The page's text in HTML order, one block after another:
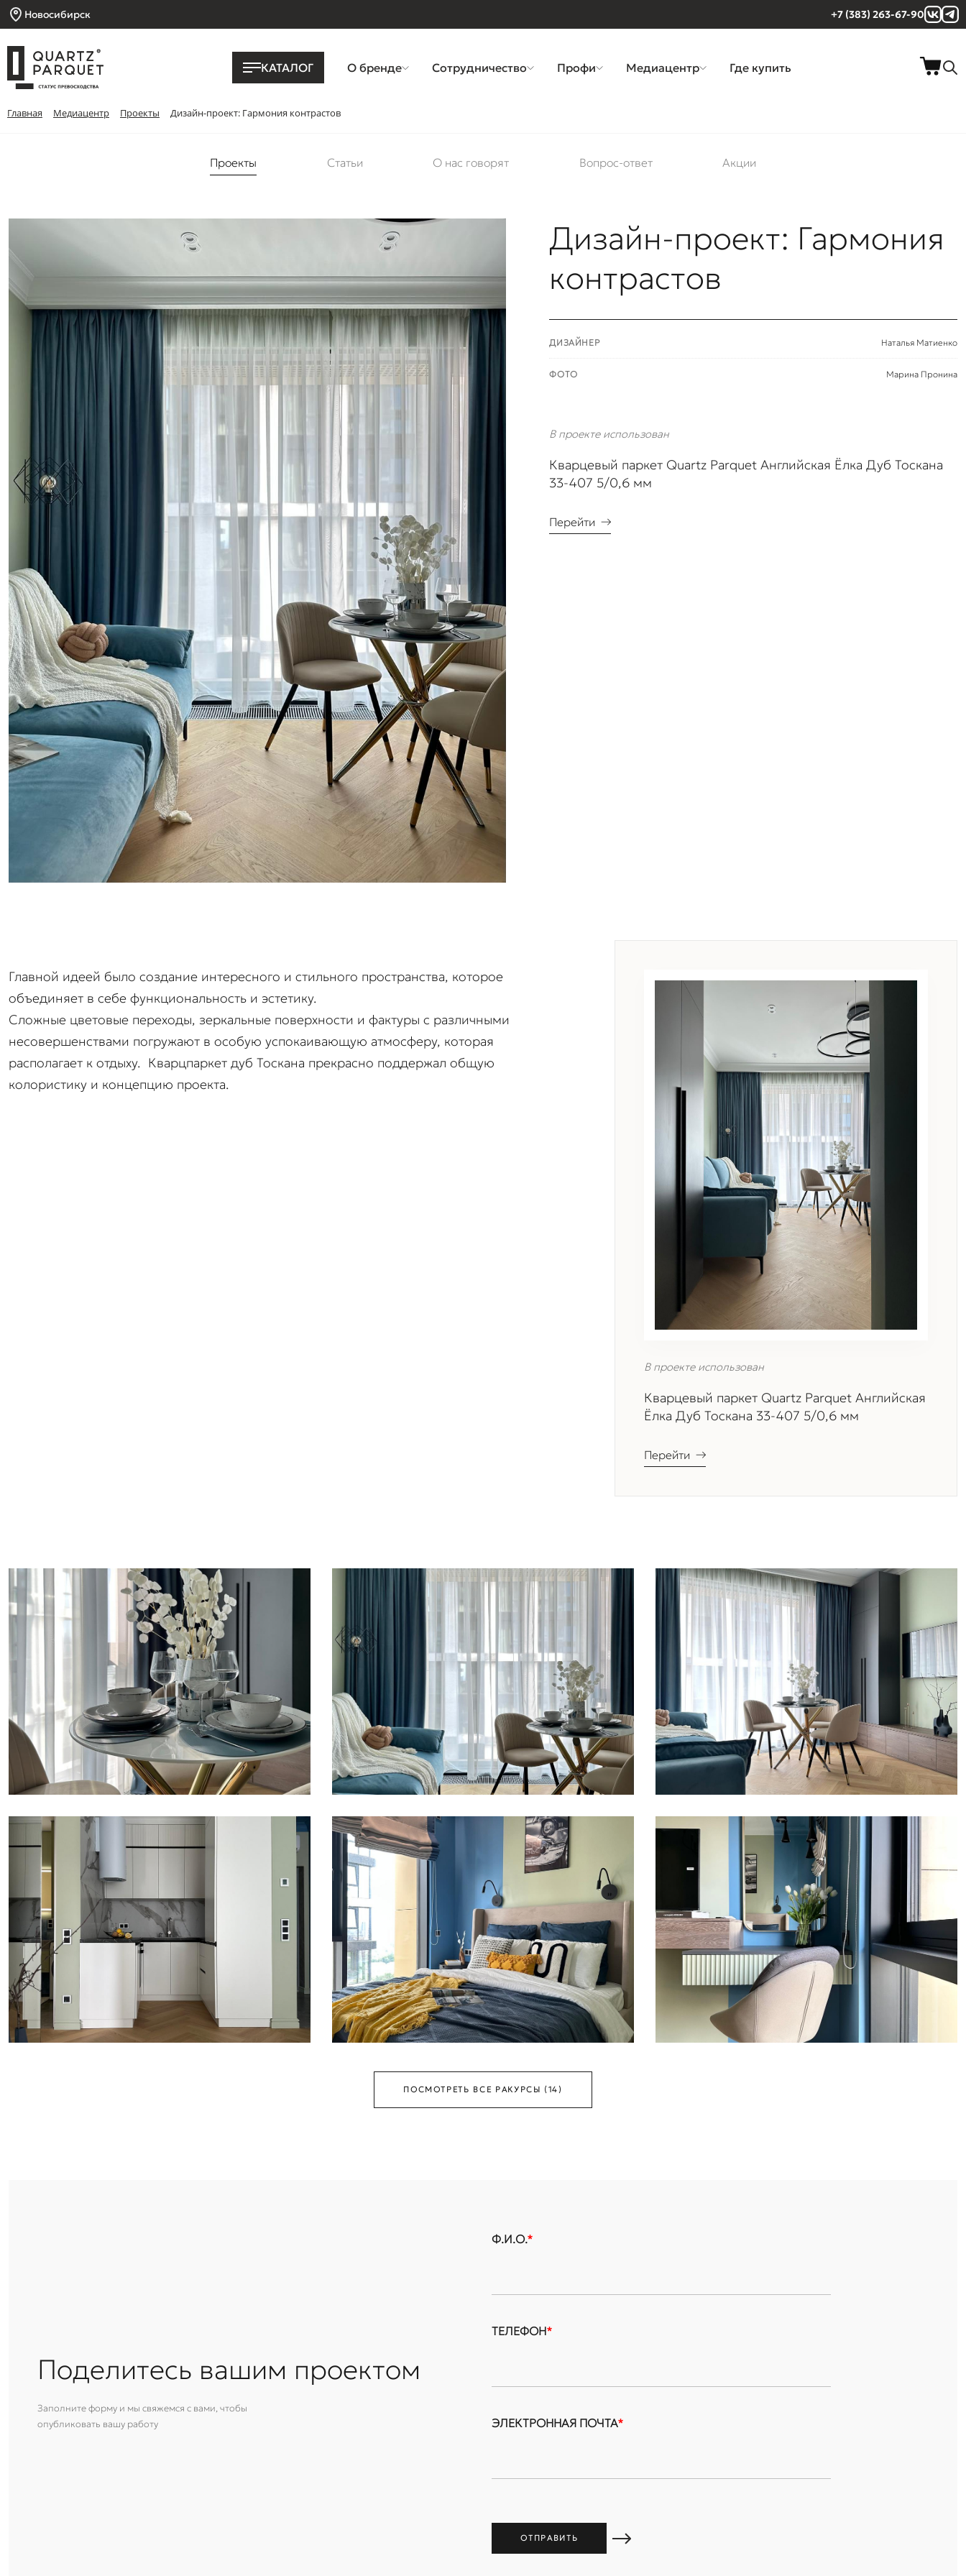
Новосибирск +7 (383) 263-67-90
КАТАЛОГ О бренде Сотрудничество Профи Медиацентр Где купить
Главная Медиацентр Проекты Дизайн-проект: Гармония контрастов
Проекты Статьи О нас говорят Вопрос-ответ Акции
Дизайн-проект: Гармония
контрастов
ДИЗАЙНЕР Наталья Матиенко
ФОТО Марина Пронина
В проекте использован
Кварцевый паркет Quartz Parquet Английская Ёлка Дуб Тоскана
33-407 5/0,6 мм
Перейти →
Главной идеей было создание интересного и стильного пространства, которое
объединяет в себе функциональность и эстетику.
Сложные цветовые переходы, зеркальные поверхности и фактуры с различными
несовершенствами погружают в особую успокаивающую атмосферу, которая
располагает к отдыху. Кварцпаркет дуб Тоскана прекрасно поддержал общую
колористику и концепцию проекта.
В проекте использован
Кварцевый паркет Quartz Parquet Английская
Ёлка Дуб Тоскана 33-407 5/0,6 мм
Перейти →
ПОСМОТРЕТЬ ВСЕ РАКУРСЫ (14)
Поделитесь вашим проектом
Заполните форму и мы свяжемся с вами, чтобы
опубликовать вашу работу
Ф.И.О.*
ТЕЛЕФОН*
ЭЛЕКТРОННАЯ ПОЧТА*